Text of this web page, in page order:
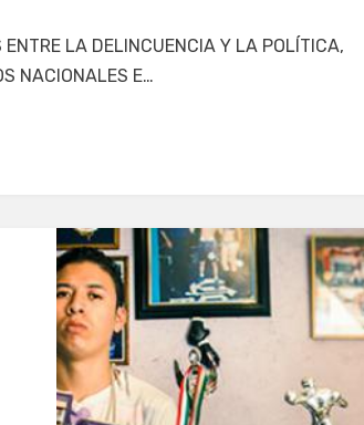
LA DELINCUENCIA Y LA POLÍTICA,
NACIONALES E…